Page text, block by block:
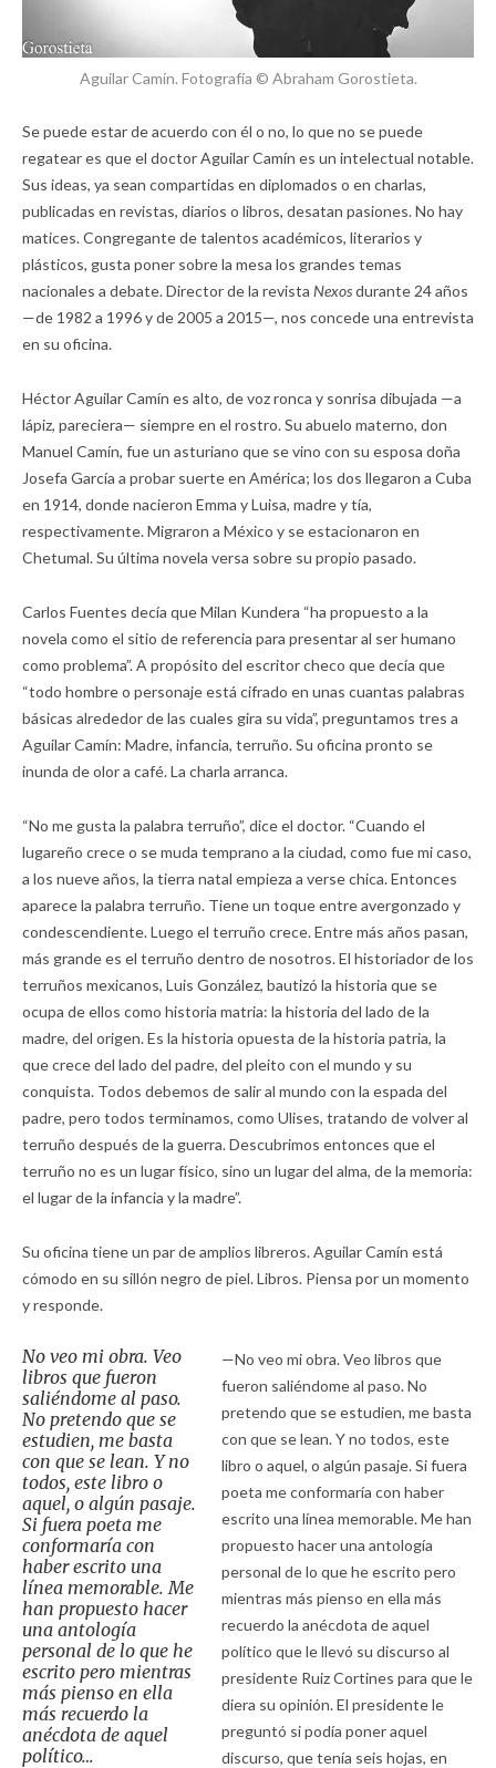
Aguilar Camín. Fotografía © Abraham Gorostieta.
Se puede estar de acuerdo con él o no, lo que no se puede
regatear es que el doctor Aguilar Camín es un intelectual notable.
Sus ideas, ya sean compartidas en diplomados o en charlas,
publicadas en revistas, diarios o libros, desatan pasiones. No hay
matices. Congregante de talentos académicos, literarios y
plásticos, gusta poner sobre la mesa los grandes temas
nacionales a debate. Director de la revista Nexosdurante 24 años
—de 1982 a 1996 y de 2005 a 2015—, nos concede una entrevista
en su oficina.
Héctor Aguilar Camín es alto, de voz ronca y sonrisa dibujada —a
lápiz, pareciera— siempre en el rostro. Su abuelo materno, don
Manuel Camín, fue un asturiano que se vino con su esposa doña
Josefa García a probar suerte en América; los dos llegaron a Cuba
en 1914, donde nacieron Emma y Luisa, madre y tía,
respectivamente. Migraron a México y se estacionaron en
Chetumal. Su última novela versa sobre su propio pasado.
Carlos Fuentes decía que Milan Kundera “ha propuesto a la
novela como el sitio de referencia para presentar al ser humano
como problema”. A propósito del escritor checo que decía que
“todo hombre o personaje está cifrado en unas cuantas palabras
básicas alrededor de las cuales gira su vida”, preguntamos tres a
Aguilar Camín: Madre, infancia, terruño. Su oficina pronto se
inunda de olor a café. La charla arranca.
“No me gusta la palabra terruño”, dice el doctor. “Cuando el
lugareño crece o se muda temprano a la ciudad, como fue mi caso,
a los nueve años, la tierra natal empieza a verse chica. Entonces
aparece la palabra terruño. Tiene un toque entre avergonzado y
condescendiente. Luego el terruño crece. Entre más años pasan,
más grande es el terruño dentro de nosotros. El historiador de los
terruños mexicanos, Luis González, bautizó la historia que se
ocupa de ellos como historia matria: la historia del lado de la
madre, del origen. Es la historia opuesta de la historia patria, la
que crece del lado del padre, del pleito con el mundo y su
conquista. Todos debemos de salir al mundo con la espada del
padre, pero todos terminamos, como Ulises, tratando de volver al
terruño después de la guerra. Descubrimos entonces que el
terruño no es un lugar físico, sino un lugar del alma, de la memoria:
el lugar de la infancia y la madre”.
Su oficina tiene un par de amplios libreros. Aguilar Camín está
cómodo en su sillón negro de piel. Libros. Piensa por un momento
y responde.
No veo mi obra. Veo
libros que fueron
saliéndome al paso.
No pretendo que se
estudien, me basta
con que se lean. Y no
todos, este libro o
aquel, o algún pasaje.
Si fuera poeta me
conformaría con
haber escrito una
línea memorable. Me
han propuesto hacer
una antología
personal de lo que he
escrito pero mientras
más pienso en ella
más recuerdo la
anécdota de aquel
político…
—No veo mi obra. Veo libros que
fueron saliéndome al paso. No
pretendo que se estudien, me basta
con que se lean. Y no todos, este
libro o aquel, o algún pasaje. Si fuera
poeta me conformaría con haber
escrito una línea memorable. Me han
propuesto hacer una antología
personal de lo que he escrito pero
mientras más pienso en ella más
recuerdo la anécdota de aquel
político que le llevó su discurso al
presidente Ruiz Cortines para que le
diera su opinión. El presidente le
preguntó si podía poner aquel
discurso, que tenía seis hojas, en